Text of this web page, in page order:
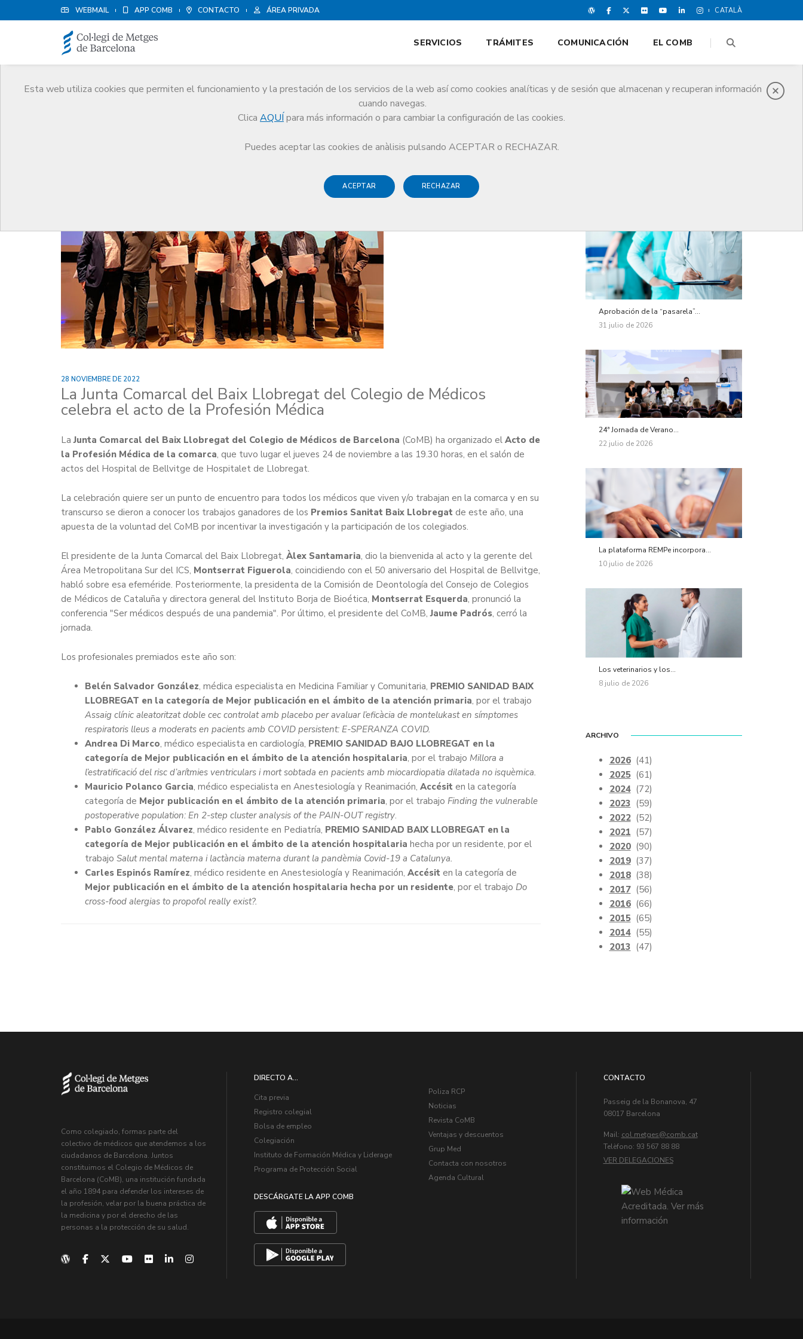
WEBMAIL APP COMB CONTACTO ÁREA PRIVADA CATALÀ
Esta web utiliza cookies que permiten el funcionamiento y la prestación de los servicios de la web así como cookies analíticas y de sesión que almacenan y recuperan información
cuando navegas.
Clica AQUÍ para más información o para cambiar la configuración de las cookies.
Puedes aceptar las cookies de anàlisis pulsando ACEPTAR o RECHAZAR.
ACEPTAR RECHAZAR
SERVICIOS TRÁMITES COMUNICACIÓN EL COMB
La Junta Comarcal del Baix Llobregat del Colegio de Médicos celebra el acto de la Profesión Médica
28 NOVIEMBRE DE 2022
La Junta Comarcal del Baix Llobregat del Colegio de Médicos
celebra el acto de la Profesión Médica
La Junta Comarcal del Baix Llobregat del Colegio de Médicos de Barcelona (CoMB) ha organizado el Acto de
la Profesión Médica de la comarca, que tuvo lugar el jueves 24 de noviembre a las 19.30 horas, en el salón de
actos del Hospital de Bellvitge de Hospitalet de Llobregat.
La celebración quiere ser un punto de encuentro para todos los médicos que viven y/o trabajan en la comarca y en su
transcurso se dieron a conocer los trabajos ganadores de los Premios Sanitat Baix Llobregat de este año, una
apuesta de la voluntad del CoMB por incentivar la investigación y la participación de los colegiados.
El presidente de la Junta Comarcal del Baix Llobregat, Àlex Santamaria, dio la bienvenida al acto y la gerente del
Área Metropolitana Sur del ICS, Montserrat Figuerola, coincidiendo con el 50 aniversario del Hospital de Bellvitge,
habló sobre esa efeméride. Posteriormente, la presidenta de la Comisión de Deontología del Consejo de Colegios
de Médicos de Cataluña y directora general del Instituto Borja de Bioética, Montserrat Esquerda, pronunció la
conferencia "Ser médicos después de una pandemia". Por último, el presidente del CoMB,Jaume Padrós, cerró la
jornada.
Los profesionales premiados este año son:
Belén Salvador González, médica especialista en Medicina Familiar y Comunitaria, PREMIO SANIDAD BAIX
LLOBREGAT en la categoría de Mejor publicación en el ámbito de la atención primaria, por el trabajo
Assaig clínic aleatoritzat doble cec controlat amb placebo per avaluar l’eficàcia de montelukast en símptomes
respiratoris lleus a moderats en pacients amb COVID persistent: E-SPERANZA COVID.
Andrea Di Marco, médico especialista en cardiología, PREMIO SANIDAD BAJO LLOBREGAT en la
categoría de Mejor publicación en el ámbito de la atención hospitalaria, por el trabajo Millora a
l’estratificació del risc d’arítmies ventriculars i mort sobtada en pacients amb miocardiopatia dilatada no isquèmica.
Mauricio Polanco Garcia, médico especialista en Anestesiología y Reanimación, Accésit en la categoría
categoría de Mejor publicación en el ámbito de la atención primaria, por el trabajo Finding the vulnerable
postoperative population: En 2-step cluster analysis of the PAIN-OUT registry.
Pablo González Álvarez, médico residente en Pediatría, PREMIO SANIDAD BAIX LLOBREGAT en la
categoría de Mejor publicación en el ámbito de la atención hospitalaria hecha por un residente, por el
trabajo Salut mental materna i lactància materna durant la pandèmia Covid-19 a Catalunya.
Carles Espinós Ramírez, médico residente en Anestesiología y Reanimación, Accésit en la categoría de
Mejor publicación en el ámbito de la atención hospitalaria hecha por un residente, por el trabajo Do
cross-food alergias to propofol really exist?.
Aprobación de la “pasarela”...
31 julio de 2026
24ª Jornada de Verano...
22 julio de 2026
La plataforma REMPe incorpora...
10 julio de 2026
Los veterinarios y los...
8 julio de 2026
ARCHIVO
2026 (41)
2025 (61)
2024 (72)
2023 (59)
2022 (52)
2021 (57)
2020 (90)
2019 (37)
2018 (38)
2017 (56)
2016 (66)
2015 (65)
2014 (55)
2013 (47)
Como colegiado, formas parte del
colectivo de médicos que atendemos a los
ciudadanos de Barcelona. Juntos
constituimos el Colegio de Médicos de
Barcelona (CoMB), una institución fundada
el año 1894 para defender los intereses de
la profesión, velar por la buena práctica de
la medicina y por el derecho de las
personas a la protección de su salud.
DIRECTO A...
Cita previa
Registro colegial
Bolsa de empleo
Colegiación
Instituto de Formación Médica y Liderage
Programa de Protección Social
DESCÁRGATE LA APP COMB
Poliza RCP
Noticias
Revista CoMB
Ventajas y descuentos
Grup Med
Contacta con nosotros
Agenda Cultural
CONTACTO
Passeig de la Bonanova, 47
08017 Barcelona
Mail: col.metges
Telèfono: 93 567 88 88
VER DELEGACIONES